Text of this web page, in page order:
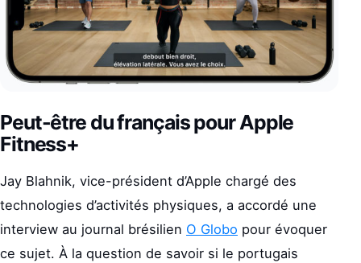
Peut-être du français pour Apple
Fitness+
Jay Blahnik, vice-président d’Apple chargé des
technologies d’activités physiques, a accordé une
interview au journal brésilien O Globo pour évoquer
ce sujet. À la question de savoir si le portugais